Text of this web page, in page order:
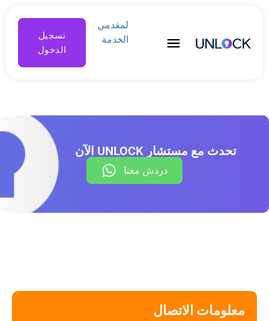
لمقدمي
الخدمة
تسجيل
الدخول
تحدث مع مستشار UNLOCK الآن
دردش معنا
معلومات الاتصال